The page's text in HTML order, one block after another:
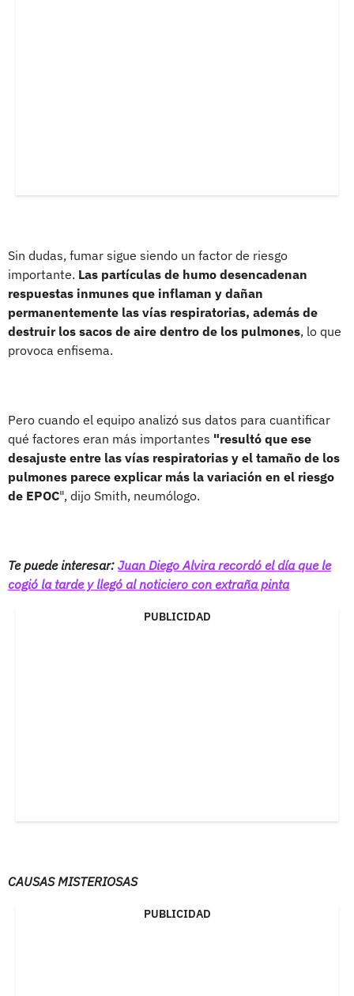
Sin dudas, fumar sigue siendo un factor de riesgo
importante. Las partículas de humo desencadenan
respuestas inmunes que inflaman y dañan
permanentemente las vías respiratorias, además de
destruir los sacos de aire dentro de los pulmones, lo que
provoca enfisema.
Pero cuando el equipo analizó sus datos para cuantificar
qué factores eran más importantes "resultó que ese
desajuste entre las vías respiratorias y el tamaño de los
pulmones parece explicar más la variación en el riesgo
de EPOC", dijo Smith, neumólogo.
Te puede interesar: Juan Diego Alvira recordó el día que le
cogió la tarde y llegó al noticiero con extraña pinta
PUBLICIDAD
CAUSAS MISTERIOSAS
PUBLICIDAD